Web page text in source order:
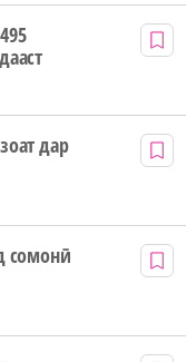
дар
сомонӣ